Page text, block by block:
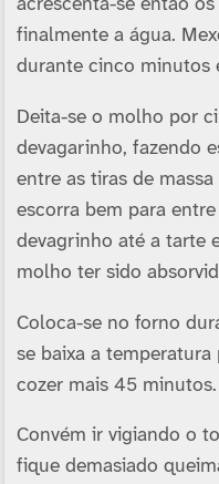
acrescenta-se então
finalmente a água.
durante cinco minutos
Deita-se o molho por
devagarinho, fazendo
entre as tiras de
escorra bem para
devagrinho até a tarte
molho ter sido
Coloca-se no forno
se baixa a temperatura
cozer mais 45 minutos.
Convém ir vigiando o
fique demasiado